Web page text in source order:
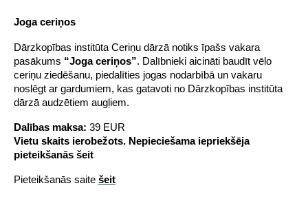
Joga ceriņos
Dārzkopības institūta Ceriņu dārzā notiks īpašs vakara
pasākums “Joga ceriņos”. Dalībnieki aicināti baudīt vēlo
ceriņu ziedēšanu, piedalīties jogas nodarbībā un vakaru
noslēgt ar gardumiem, kas gatavoti no Dārzkopības institūta
dārzā audzētiem augļiem.
Dalības maksa: 39 EUR
Vietu skaits ierobežots. Nepieciešama iepriekšēja
pieteikšanās šeit
Pieteikšanās saite šeit